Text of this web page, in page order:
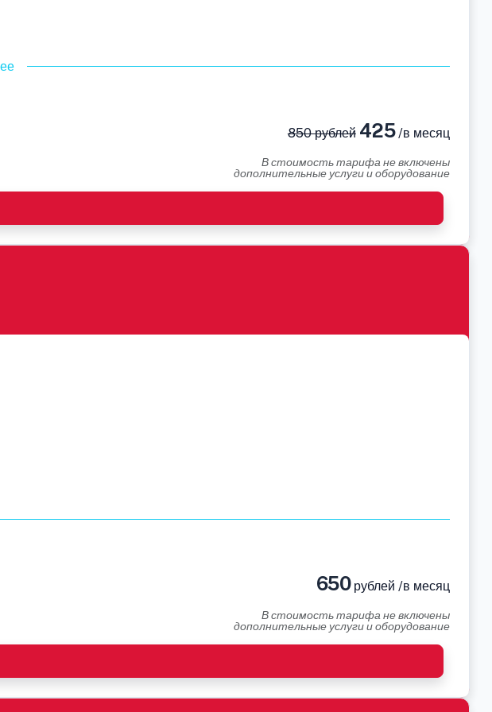
850 рублей425/в месяц
В стоимость тарифа не включены
дополнительные услуги и оборудование
650рублей /в месяц
В стоимость тарифа не включены
дополнительные услуги и оборудование